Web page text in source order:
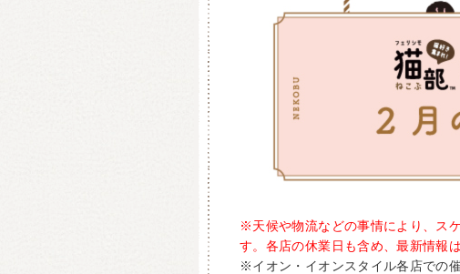
※天候や物流などの事情により、ス
す。各店の休業日も含め、最新情報
※イオン・イオンスタイル各店での